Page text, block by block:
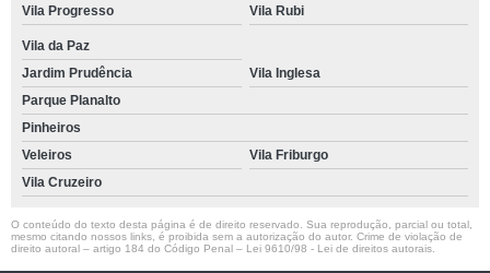
Vila Progresso Vila Rubi
Vila da Paz
Jardim Prudência
Vila Inglesa
Parque Planalto
Pinheiros
Veleiros
Vila Friburgo
Vila Cruzeiro
O conteúdo do texto desta página é de direito reservado. Sua reprodução, parcial ou total,
mesmo citando nossos links, é proibida sem a autorização do autor. Crime de violação de
direito autoral – artigo 184 do Código Penal – Lei 9610/98 - Lei de direitos autorais